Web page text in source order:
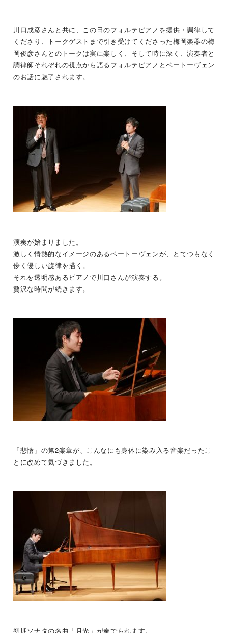
川口成彦さんと共に、この日のフォルテピアノを提供・調律して
くださり、トークゲストまで引き受けてくださった梅岡楽器の梅
岡俊彦さんとのトークは実に楽しく、そして時に深く、演奏者と
調律師それぞれの視点から語るフォルテピアノとベートーヴェン
のお話に魅了されます。
演奏が始まりました。
激しく情熱的なイメージのあるベートーヴェンが、とてつもなく
儚く優しい旋律を描く。
それを透明感あるピアノで川口さんが演奏する。
贅沢な時間が続きます。
「悲愴」の第2楽章が、こんなにも身体に染み入る音楽だったこ
とに改めて気づきました。
初期ソナタの名曲「月光」が奏でられます。